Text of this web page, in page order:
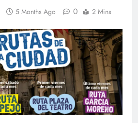
5 Months Ago 0 2 Mins